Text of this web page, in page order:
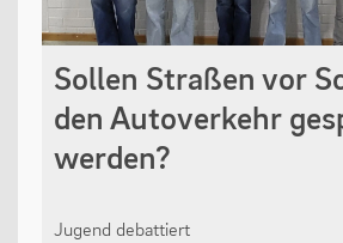
Sollen Straßen vor
den Autoverkehr
werden?
Jugend debattiert